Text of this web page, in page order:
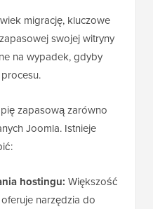
migrację, kluczowe
swojej witryny
na wypadek, gdyby
zapasową zarówno
Joomla. Istnieje
hostingu: Większość
narzędzia do